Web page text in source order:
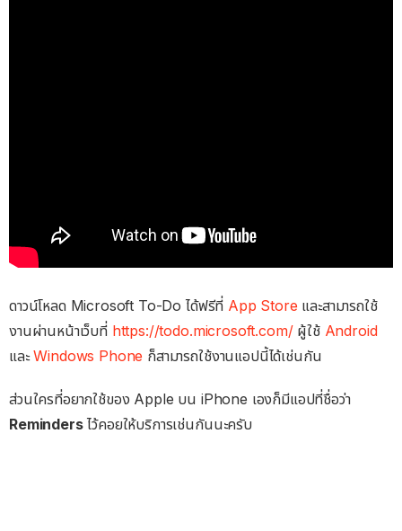
ดาวน์โหลด Microsoft To-Do ได้ฟรีที่ App Store และสามารถใช้
งานผ่านหน้าเว็บที่ https://todo.microsoft.com/ผู้ใช้ Android
และWindows Phone ก็สามารถใช้งานแอปนี้ได้เช่นกัน
ส่วนใครที่อยากใช้ของ Apple บน iPhone เองก็มีแอปที่ชื่อว่า
Remindersไว้คอยให้บริการเช่นกันนะครับ